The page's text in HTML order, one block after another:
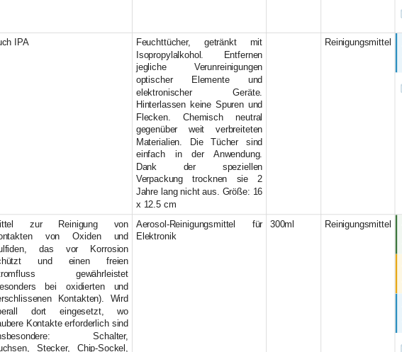
IPA
Feuchttücher, getränkt mit
Isopropylalkohol. Entfernen
jegliche Verunreinigungen
optischer Elemente und
elektronischer Geräte.
Hinterlassen keine Spuren und
Flecken. Chemisch neutral
gegenüber weit verbreiteten
Materialien. Die Tücher sind
einfach in der Anwendung.
Dank der speziellen
Verpackung trocknen sie 2
Jahre lang nicht aus. Größe: 16
x 12.5 cm
Reinigungsmittel
zur Reinigung von
von Oxiden und
das vor Korrosion
und einen freien
gewährleistet
bei oxidierten und
Kontakten). Wird
dort eingesetzt, wo
Kontakte erforderlich sind
Schalter,
Stecker, Chip-Sockel,
Aerosol-Reinigungsmittel für
Elektronik
300ml Reinigungsmittel